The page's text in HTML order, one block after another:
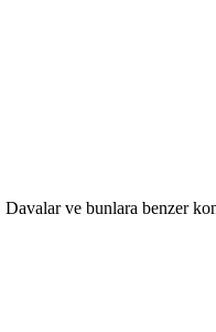
ve bunlara benzer